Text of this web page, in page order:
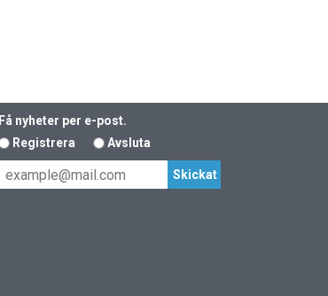
Få nyheter per e-post.
Registrera
Avsluta